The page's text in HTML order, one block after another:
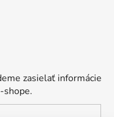
zasielať informácie
shope.